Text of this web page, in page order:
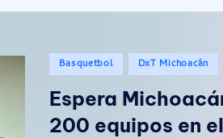
Publicado
Basquetbol DxT Michoacán
Espera
200 equipos en